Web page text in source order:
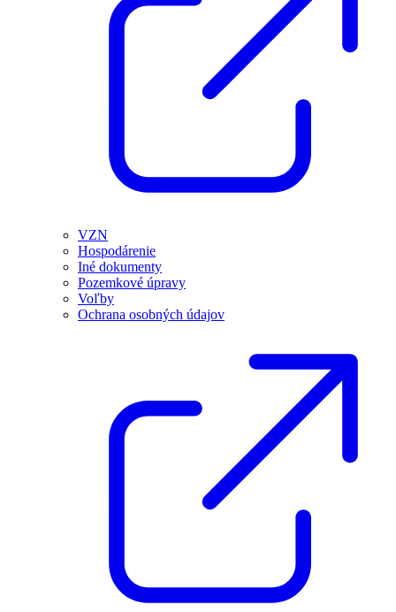
VZN
Hospodárenie
Iné dokumenty
Pozemkové úpravy
Voľby
Ochrana osobných údajov